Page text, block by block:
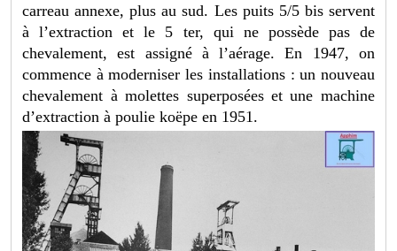
carreau annexe, plus au sud. Les puits 5/5 bis servent
à l’extraction et le 5 ter, qui ne possède pas de
chevalement, est assigné à l’aérage. En 1947, on
commence à moderniser les installations : un nouveau
chevalement à molettes superposées et une machine
d’extraction à poulie koëpe en 1951.